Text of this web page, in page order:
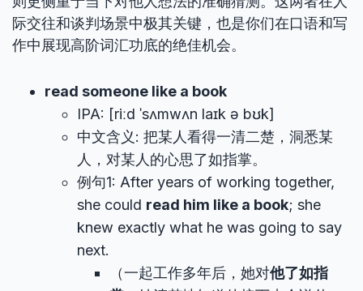
际交往和谈判场景中极其关键，也是你们在口语和写
作中展现高阶词汇功底的绝佳机会。
read someone like a book
IPA: [riːd ˈsʌmwʌn laɪk ə bʊk]
中文含义: 把某人看得一清二楚，洞悉某
人，对某人的心思了如指掌。
例句1: After years of working together,
she could read him like a book; she
knew exactly what he was going to say
next.
（一起工作多年后，她对他了如指